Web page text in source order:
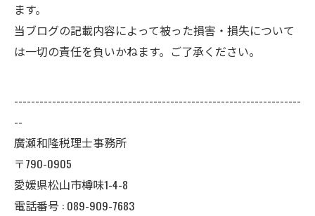
ます。
当ブログの記載内容によって被った損害・損失について
は一切の責任を負いかねます。ご了承ください。
--------------------------------------------------------------------
--
廣瀬和隆税理士事務所
〒790-0905
愛媛県松山市樽味1-4-8
電話番号 : 089-909-7683